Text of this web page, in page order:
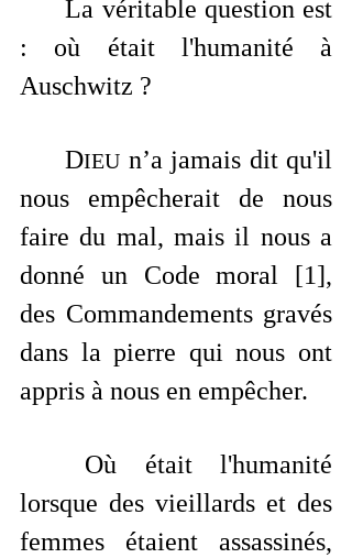
	La véritable question est
: où était l'humanité à
Auschwitz ?
	D
IEU n’a jamais dit qu'il
nous empêcherait de nous
faire du mal, mais il nous a
donné un Code moral [1],
des Commandements gravés
dans la pierre qui nous ont
appris à nous en empêcher.
lorsque des vieillards et des
femmes étaient assassinés,